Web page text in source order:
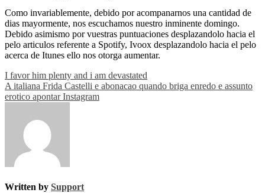
Como invariablemente, debido por acompanarnos una cantidad de
dias mayormente, nos escuchamos nuestro inminente domingo.
Debido asimismo por vuestras puntuaciones desplazandolo hacia el
pelo articulos referente a Spotify, Ivoox desplazandolo hacia el pelo
acerca de Itunes ello nos otorga aumentar.
Post
navigation
I favor him plenty and i am devastated
A italiana Frida Castelli e abonacao quando briga enredo e assunto
erotico apontar Instagram
Written by Support